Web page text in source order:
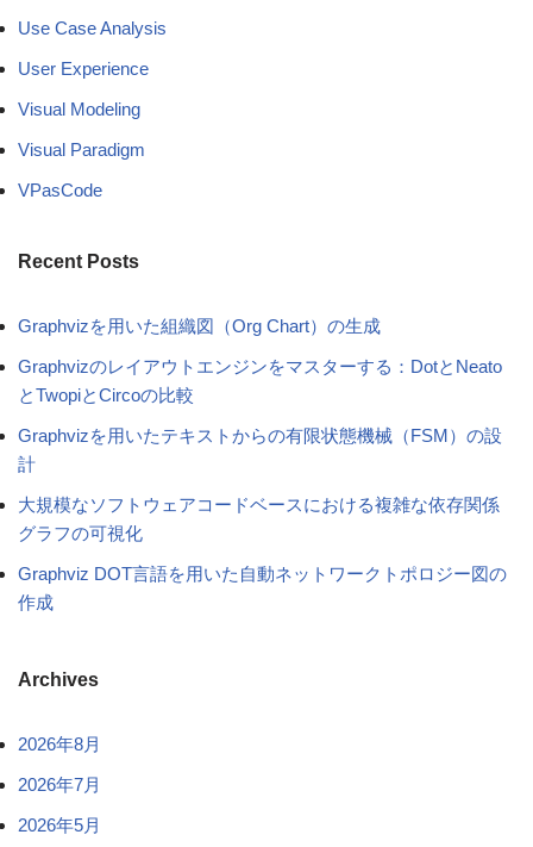
Use Case Analysis
User Experience
Visual Modeling
Visual Paradigm
VPasCode
Recent Posts
Graphvizを用いた組織図（Org Chart）の生成
Graphvizのレイアウトエンジンをマスターする：DotとNeato
とTwopiとCircoの比較
Graphvizを用いたテキストからの有限状態機械（FSM）の設
計
大規模なソフトウェアコードベースにおける複雑な依存関係
グラフの可視化
Graphviz DOT言語を用いた自動ネットワークトポロジー図の
作成
Archives
2026年8月
2026年7月
2026年5月